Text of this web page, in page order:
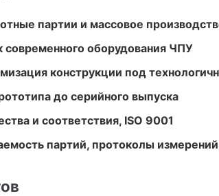
партии и массовое
современного оборудования ЧПУ
конструкции под
до серийного выпуска
и соответствия, ISO 9001
партий, протоколы измерений